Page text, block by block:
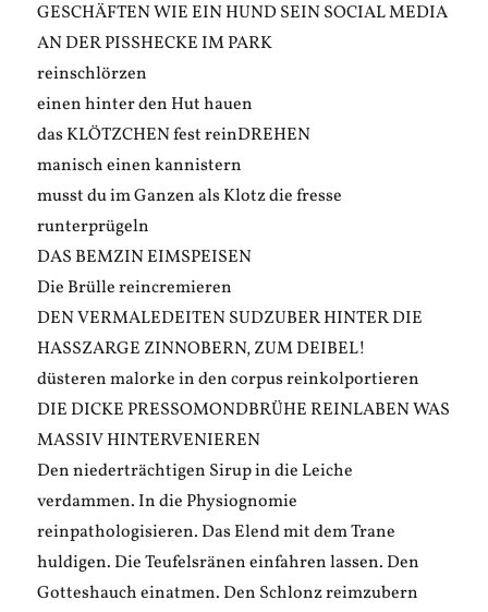
GESCHÄFTEN WIE EIN HUND SEIN SOCIAL MEDIA
AN DER PISSHECKE IM PARK
reinschlörzen
einen hinter den Hut hauen
das KLÖTZCHEN fest reinDREHEN
manisch einen kannistern
musst du im Ganzen als Klotz die fresse
runterprügeln
DAS BEMZIN EIMSPEISEN
Die Brülle reincremieren
DEN VERMALEDEITEN SUDZUBER HINTER DIE
HASSZARGE ZINNOBERN, ZUM DEIBEL!
düsteren malorke in den corpus reinkolportieren
DIE DICKE PRESSOMONDBRÜHE REINLABEN WAS
MASSIV HINTERVENIEREN
Den niederträchtigen Sirup in die Leiche
verdammen. In die Physiognomie
reinpathologisieren. Das Elend mit dem Trane
huldigen. Die Teufelsränen einfahren lassen. Den
Gotteshauch einatmen. Den Schlonz reimzubern